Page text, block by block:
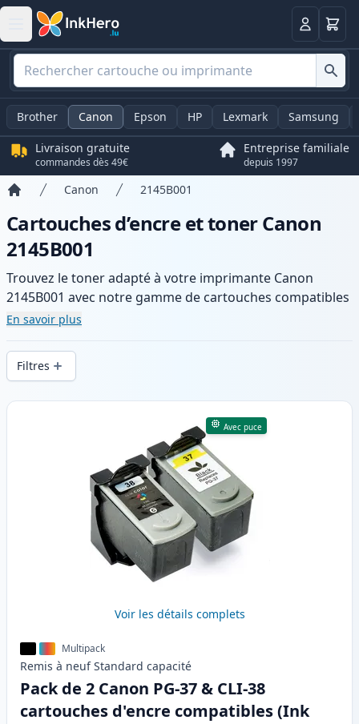
Panier
Brother Canon Epson HP Lexmark Samsung
Livraison gratuite
commandes dès 49€
Entreprise familiale
depuis 1997
Canon 2145B001
Cartouches d’encre et toner Canon
2145B001
Trouvez le toner adapté à votre imprimante Canon
2145B001 avec notre gamme de cartouches compatibles
et haute capacité. Profitez d’une qualité d’impression
en .
En savoir plus
Filtres
Produits
Avec puce
Voir les détails complets
Multipack
Remis à neuf Standard capacité
Pack de 2 Canon PG-37 & CLI-38
cartouches d'encre compatibles (Ink